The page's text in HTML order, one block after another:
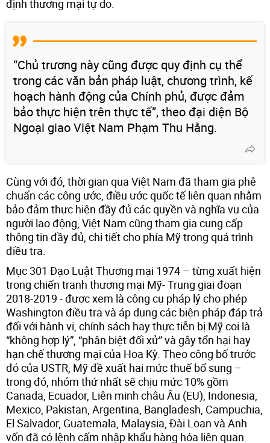
định thương mại tự do.
“Chủ trương này cũng được quy định cụ thể
trong các văn bản pháp luật, chương trình, kế
hoạch hành động của Chính phủ, được đảm
bảo thực hiện trên thực tế”, theo đại diện Bộ
Ngoại giao Việt Nam Phạm Thu Hằng.
Cùng với đó, thời gian qua Việt Nam đã tham gia phê
chuẩn các công ước, điều ước quốc tế liên quan nhằm
bảo đảm thực hiện đầy đủ các quyền và nghĩa vụ của
người lao động, Việt Nam cũng tham gia cung cấp
thông tin đầy đủ, chi tiết cho phía Mỹ trong quá trình
điều tra.
Mục 301 Đạo Luật Thương mại 1974 – từng xuất hiện
trong chiến tranh thương mại Mỹ- Trung giai đoạn
2018-2019 - được xem là công cụ pháp lý cho phép
Washington điều tra và áp dụng các biện pháp đáp trả
đối với hành vi, chính sách hay thực tiễn bị Mỹ coi là
“không hợp lý”, “phân biệt đối xử” và gây tổn hại hay
hạn chế thương mại của Hoa Kỳ. Theo công bố trước
đó của USTR, Mỹ đề xuất hai mức thuế bổ sung –
trong đó, nhóm thứ nhất sẽ chịu mức 10% gồm
Canada, Ecuador, Liên minh châu Âu (EU), Indonesia,
Mexico, Pakistan, Argentina, Bangladesh, Campuchia,
El Salvador, Guatemala, Malaysia, Đài Loan và Anh
vốn đã có lệnh cấm nhập khẩu hàng hóa liên quan